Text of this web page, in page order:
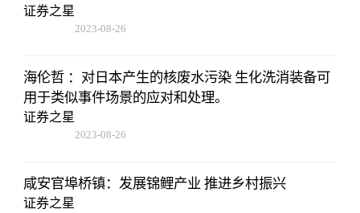
证券之星
2023-08-26
海伦哲 ：对日本产生的核废水污染 生化洗消装备可
用于类似事件场景的应对和处理。
证券之星
2023-08-26
咸安官埠桥镇：发展锦鲤产业 推进乡村振兴
证券之星